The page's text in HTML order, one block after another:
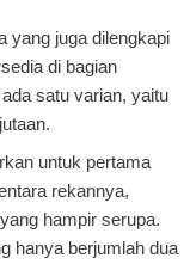
yang juga dilengkapi
di bagian
satu varian, yaitu
untuk pertama
rekannya,
hampir serupa.
hanya berjumlah dua